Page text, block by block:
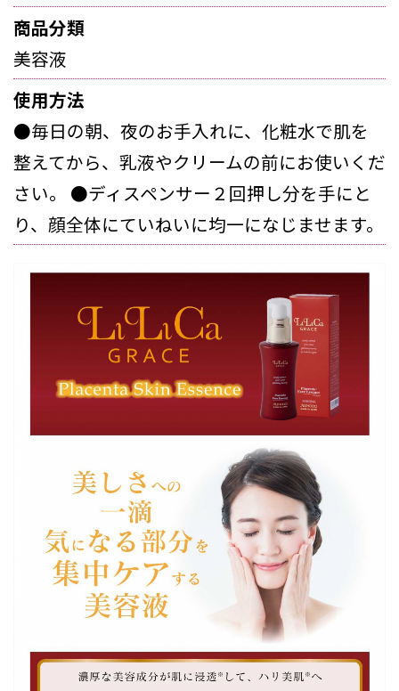
商品分類
美容液
使用方法
●毎日の朝、夜のお手入れに、化粧水で肌を
整えてから、乳液やクリームの前にお使いくだ
さい。 ●ディスペンサー２回押し分を手にと
り、顔全体にていねいに均一になじませます。